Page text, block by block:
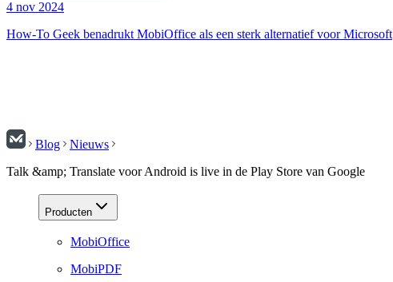
4 nov 2024
How-To Geek benadrukt MobiOffice als een sterk alternatief voor Microsoft
Blog
Nieuws
Talk &amp; Translate voor Android is live in de Play Store van Google
Producten
MobiOffice
MobiPDF